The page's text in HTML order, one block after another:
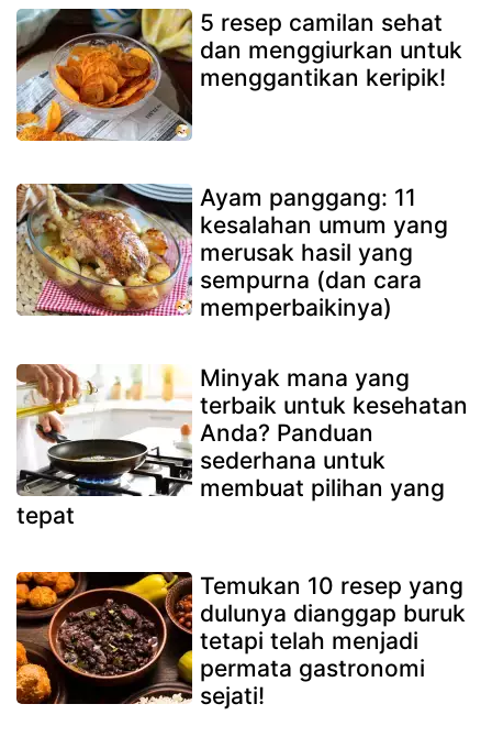
5 resep camilan sehat
dan menggiurkan untuk
menggantikan keripik!
Ayam panggang: 11
kesalahan umum yang
merusak hasil yang
sempurna (dan cara
memperbaikinya)
Minyak mana yang
terbaik untuk kesehatan
Anda? Panduan
sederhana untuk
membuat pilihan yang
tepat
Temukan 10 resep yang
dulunya dianggap buruk
tetapi telah menjadi
permata gastronomi
sejati!